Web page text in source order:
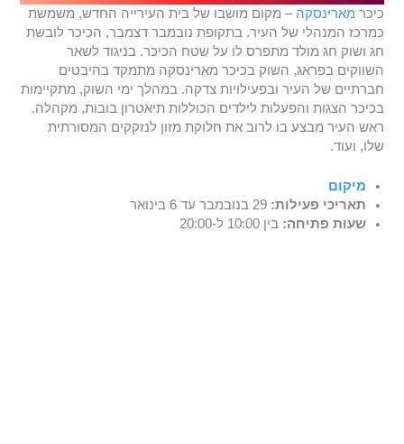
כיכר מארינסקה – מקום מושבו של בית העירייה החדש, משמשת
כמרכז המנהלי של העיר. בתקופת נובמבר דצמבר, הכיכר לובשת
חג ושוק חג מולד מתפרס לו על שטח הכיכר. בניגוד לשאר
השווקים בפראג, השוק בכיכר מארינסקה מתמקד בהיבטים
חברתיים של העיר ובפעילויות צדקה. במהלך ימי השוק, מתקיימות
בכיכר הצגות והפעלות לילדים הכוללות תיאטרון בובות, מקהלה.
ראש העיר מבצע בו לרוב את חלוקת מזון לנזקקים המסורתית
שלו, ועוד.
מיקום
תאריכי פעילות: 29 בנובמבר עד 6 בינואר
שעות פתיחה: בין 10:00 ל-20:00